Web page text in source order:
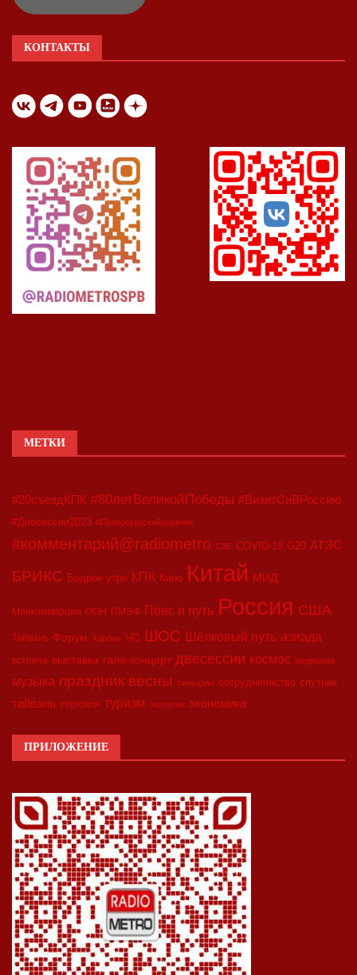
КОНТАКТЫ
МЕТКИ
#20съездКПК #80летВеликойПобеды #ВизитСиВРоссию
#Двесессии2023 #Петербургскийдневник
#комментарий@radiometro CIIE COVID-19 G20 АТЭС
БРИКС Бодрое утро КПК Кино Китай МИД
Минкоммерции ООН ПМЭФ Пояс и путь Россия США
Тайвань Форум Харбин ЧС ШОС Шёлковый путь азиада
встреча выставка гала-концерт двесессии космос медицина
музыка праздник весны синьцзян сотрудничество спутник
тайвань торговля туризм экология экономика
ПРИЛОЖЕНИЕ